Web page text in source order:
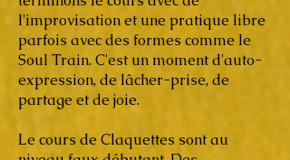
l'improvisation et une pratique libre
parfois avec des formes comme le
Soul Train. C'est un moment d'auto-
expression, de lâcher-prise, de
partage et de joie.
Le cours de Claquettes sont au